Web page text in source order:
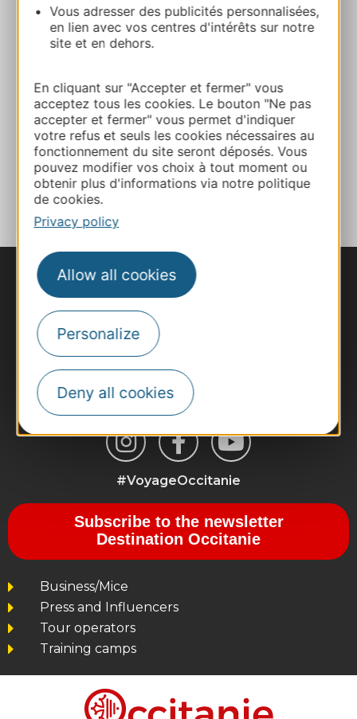
Vous adresser des publicités personnalisées,
en lien avec vos centres d'intérêts sur notre
site et en dehors.
En cliquant sur "Accepter et fermer" vous
acceptez tous les cookies. Le bouton "Ne pas
accepter et fermer" vous permet d'indiquer
votre refus et seuls les cookies nécessaires au
fonctionnement du site seront déposés. Vous
pouvez modifier vos choix à tout moment ou
obtenir plus d'informations via notre politique
de cookies.
Privacy policy
Allow all cookies
Personalize
Deny all cookies
E-mail
Facebook
ADD TO FAVORITES
#VoyageOccitanie
Subscribe to the newsletter
Destination Occitanie
Business/Mice
Press and Influencers
Tour operators
Training camps